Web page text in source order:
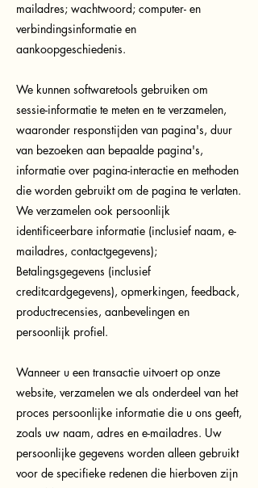
mailadres; wachtwoord; computer- en
verbindingsinformatie en
aankoopgeschiedenis.
We kunnen softwaretools gebruiken om
sessie-informatie te meten en te verzamelen,
waaronder responstijden van pagina's, duur
van bezoeken aan bepaalde pagina's,
informatie over pagina-interactie en methoden
die worden gebruikt om de pagina te verlaten.
We verzamelen ook persoonlijk
identificeerbare informatie (inclusief naam, e-
mailadres, contactgegevens);
Betalingsgegevens (inclusief
creditcardgegevens), opmerkingen, feedback,
productrecensies, aanbevelingen en
persoonlijk profiel.
Wanneer u een transactie uitvoert op onze
website, verzamelen we als onderdeel van het
proces persoonlijke informatie die u ons geeft,
zoals uw naam, adres en e-mailadres. Uw
persoonlijke gegevens worden alleen gebruikt
voor de specifieke redenen die hierboven zijn